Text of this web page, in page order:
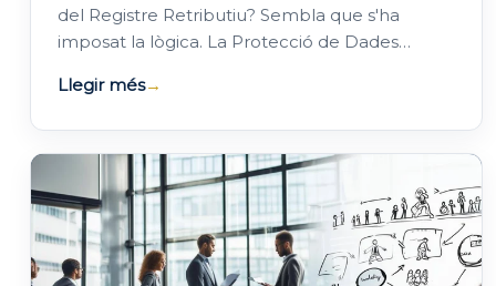
del Registre Retributiu? Sembla que s'ha
imposat la lògica. La Protecció de Dades
les…
Llegir més→